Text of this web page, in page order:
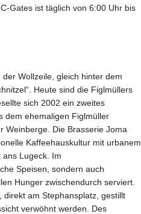
Gates ist täglich von 6:00 Uhr bis
Wollzeile, gleich hinter dem
Heute sind die Figlmüllers
sich 2002 ein zweites
dem ehemaligen Figlmüller
Weinberge. Die Brasserie Joma
Kaffeehauskultur mit urbanem
Lugeck. Im
Speisen, sondern auch
Hunger zwischendurch serviert.
am Stephansplatz, gestillt
verwöhnt werden. Des